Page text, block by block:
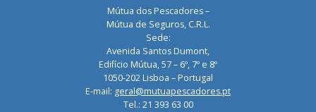
Mútua dos Pescadores –
Mútua de Seguros, C.R.L.
Sede:
Avenida Santos Dumont,
Edifício Mútua, 57 – 6º, 7º e 8º
1050-202 Lisboa – Portugal
E-mail: geral@mutuapescadores.pt
Tel.: 21 393 63 00